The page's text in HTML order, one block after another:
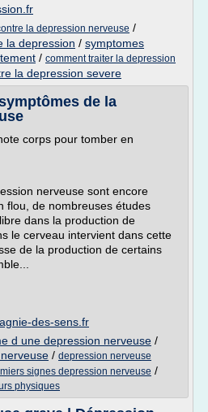
la depression nerveuse /
la depression / symptomes
/ comment traiter la depression
la depression severe
de la
corps pour tomber en
nerveuse sont encore
flou, de nombreuses études
dans la production de
le cerveau intervient dans cette
de la production de certains
des-sens.fr
d une depression nerveuse /
/ depression nerveuse
signes depression nerveuse /
physiques